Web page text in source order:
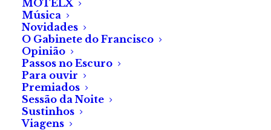
MOTELX
Música
Novidades
O Gabinete do Francisco
Opinião
Passos no Escuro
Para ouvir
Premiados
Sessão da Noite
Sustinhos
Viagens